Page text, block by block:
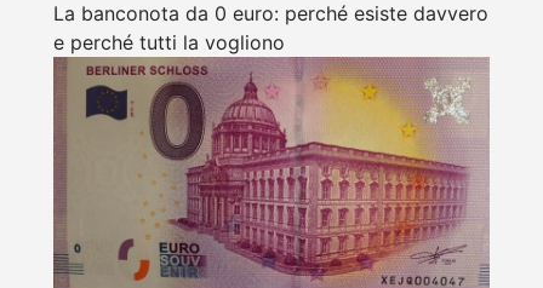
La banconota da 0 euro: perché esiste davvero
e perché tutti la vogliono